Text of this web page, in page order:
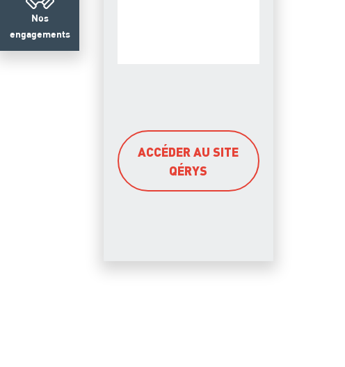
Nos
engagements
ACCÉDER AU SITE
QÉRYS